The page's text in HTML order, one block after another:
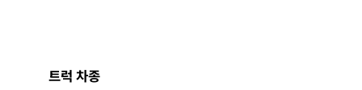
트럭 차종